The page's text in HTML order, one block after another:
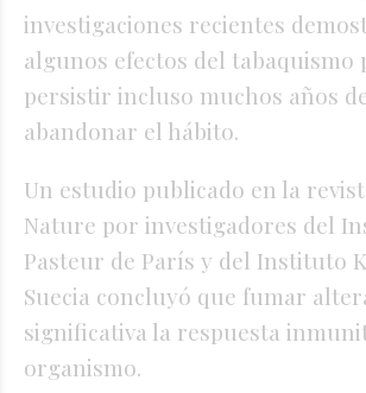
investigaciones recientes
algunos efectos del tabaquismo
persistir incluso muchos años
abandonar el hábito.
Un estudio publicado en la
Nature por investigadores del
Pasteur de París y del Instituto
Suecia concluyó que fumar
significativa la respuesta
organismo.